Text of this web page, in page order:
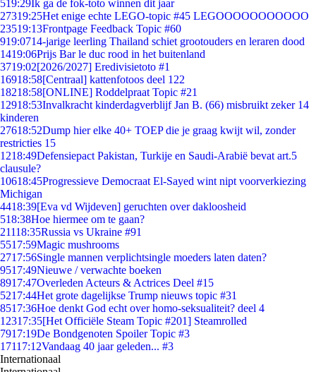
519:29Ik ga de fok-toto winnen dit jaar
27319:25Het enige echte LEGO-topic #45 LEGOOOOOOOOOOO
23519:13Frontpage Feedback Topic #60
919:0714-jarige leerling Thailand schiet grootouders en leraren dood
1419:06Prijs Bar le duc rood in het buitenland
3719:02[2026/2027] Eredivisietoto #1
16918:58[Centraal] kattenfotoos deel 122
18218:58[ONLINE] Roddelpraat Topic #21
12918:53Invalkracht kinderdagverblijf Jan B. (66) misbruikt zeker 14
kinderen
27618:52Dump hier elke 40+ TOEP die je graag kwijt wil, zonder
restricties 15
1218:49Defensiepact Pakistan, Turkije en Saudi-Arabië bevat art.5
clausule?
10618:45Progressieve Democraat El-Sayed wint nipt voorverkiezing
Michigan
4418:39[Eva vd Wijdeven] geruchten over dakloosheid
518:38Hoe hiermee om te gaan?
21118:35Russia vs Ukraine #91
5517:59Magic mushrooms
2717:56Single mannen verplichtsingle moeders laten daten?
9517:49Nieuwe / verwachte boeken
8917:47Overleden Acteurs & Actrices Deel #15
5217:44Het grote dagelijkse Trump nieuws topic #31
8517:36Hoe denkt God echt over homo-seksualiteit? deel 4
12317:35[Het Officiële Steam Topic #201] Steamrolled
7917:19De Bondgenoten Spoiler Topic #3
17117:12Vandaag 40 jaar geleden... #3
Internationaal